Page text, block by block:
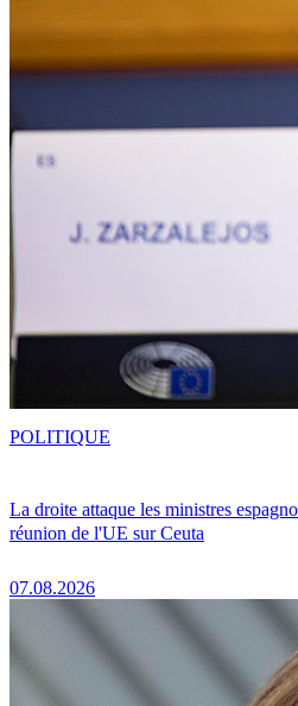
La droite attaque les ministres
réunion de l'UE sur Ceuta
07.08.2026
POLITIQUE